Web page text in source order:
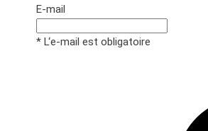
E-mail
* L‘e-mail est obligatoire